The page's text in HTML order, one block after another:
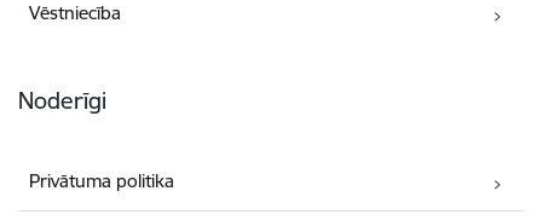
Vēstniecība
Noderīgi
Privātuma politika